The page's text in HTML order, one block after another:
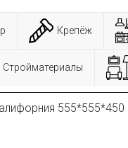
Крепёж
Стройматериалы